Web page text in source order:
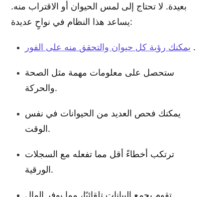
بعيدة. لا تحتاج إلى لمس الحيوان أو الاقتراب منه.
يساعد هذا النظام في نواحٍ عديدة:
يمكنك رؤية كل حيوان والتحقق منه على الفور .
ستحصل على معلومات مهمة مثل الصحة
والحركة.
يمكنك فحص العديد من الحيوانات في نفس
الوقت.
ترتكب أخطاءً أقل مما تفعله مع السجلات
الورقية.
تقوم بجمع البيانات تلقائيًا، مما يوفر المال